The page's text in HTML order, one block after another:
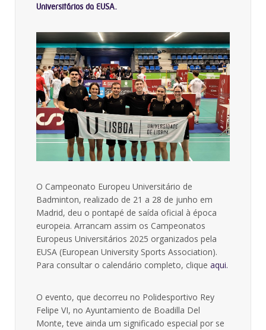
Universitários da EUSA.
O Campeonato Europeu Universitário de
Badminton, realizado de 21 a 28 de junho em
Madrid, deu o pontapé de saída oficial à época
europeia. Arrancam assim os Campeonatos
Europeus Universitários 2025 organizados pela
EUSA (European University Sports Association).
Para consultar o calendário completo, clique aqui.
O evento, que decorreu no Polidesportivo Rey
Felipe VI, no Ayuntamiento de Boadilla Del
Monte, teve ainda um significado especial por se